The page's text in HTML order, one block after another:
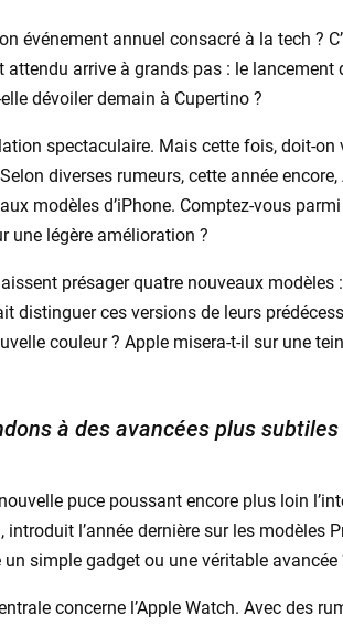
événement annuel consacré à la tech ?
arrive à grands pas : le lancement
dévoiler demain à Cupertino ?
spectaculaire. Mais cette fois, doit-on
diverses rumeurs, cette année
modèles d’iPhone. Comptez-vous
une légère amélioration ?
présager quatre nouveaux modèles
distinguer ces versions de leurs
couleur ? Apple misera-t-il sur une
à des avancées plus
puce poussant encore plus loin
introduit l’année dernière sur les modèles
simple gadget ou une véritable avancée
concerne l’Apple Watch. Avec des